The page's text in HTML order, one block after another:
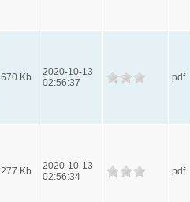
670 Kb
2020-10-13
02:56:37
pdf
277 Kb
2020-10-13
02:56:34
pdf